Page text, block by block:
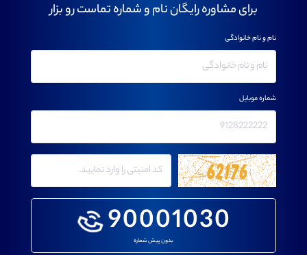
برای مشاوره رایگان نام و شماره تماست رو بزار
90001030
بدون پیش شماره
نام و نام خانوادگی
شماره موبایل